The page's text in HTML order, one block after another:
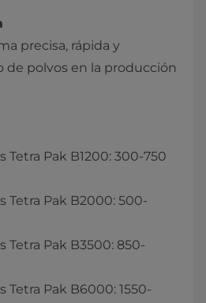
precisa, rápida y
de polvos en la producción
Tetra Pak B1200: 300-750
Tetra Pak B2000: 500-
Tetra Pak B3500: 850-
Tetra Pak B6000: 1550-